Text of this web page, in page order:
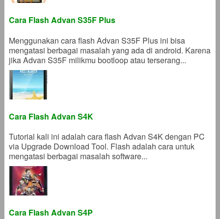
Cara Flash Advan S35F Plus
Menggunakan cara flash Advan S35F Plus ini bisa
mengatasi berbagai masalah yang ada di android. Karena
jika Advan S35F milikmu bootloop atau terserang...
Cara Flash Advan S4K
Tutorial kali ini adalah cara flash Advan S4K dengan PC
via Upgrade Download Tool. Flash adalah cara untuk
mengatasi berbagai masalah software...
Cara Flash Advan S4P